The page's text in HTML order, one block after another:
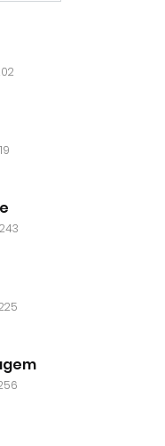
243